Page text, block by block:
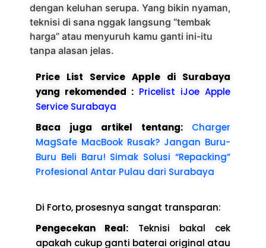
dengan keluhan serupa. Yang bikin nyaman,
teknisi di sana nggak langsung “tembak
harga” atau menyuruh kamu ganti ini-itu
tanpa alasan jelas.
Price List Service Apple di Surabaya
yang rekomended : Pricelist iJoe Apple
Service Surabaya
Baca juga artikel tentang: Charger
MagSafe MacBook Rusak? Jangan Buru-
Buru Beli Baru! Simak Solusi “Repacking”
Profesional Antar Pulau dari Surabaya
Di Forto, prosesnya sangat transparan:
Pengecekan Real: Teknisi bakal cek
apakah cukup ganti baterai original atau